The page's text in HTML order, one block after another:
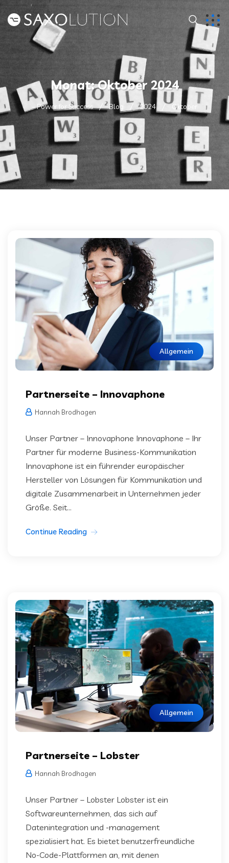
Monat:Oktober 2024
– Power for Success Blog 2024 Oktober
Allgemein
Partnerseite – Innovaphone
Hannah Brodhagen
Unser Partner – Innovaphone Innovaphone – Ihr
Partner für moderne Business-Kommunikation
Innovaphone ist ein führender europäischer
Hersteller von Lösungen für Kommunikation und
digitale Zusammenarbeit in Unternehmen jeder
Größe. Seit...
Continue Reading
Allgemein
Partnerseite – Lobster
Hannah Brodhagen
Unser Partner – Lobster Lobster ist ein
Softwareunternehmen, das sich auf
Datenintegration und -management
spezialisiert hat. Es bietet benutzerfreundliche
No-Code-Plattformen an, mit denen